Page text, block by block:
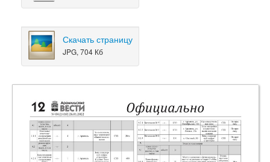
Скачать страницу
JPG, 704 Кб